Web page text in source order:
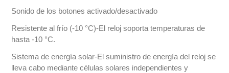
Sonido de los botones activado/desactivado
Resistente al frío (-10 °C)-El reloj soporta temperaturas de
hasta -10 °C.
Sistema de energía solar-El suministro de energía del reloj se
lleva cabo mediante células solares independientes y